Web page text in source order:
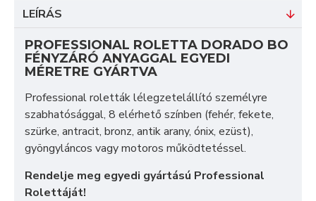
LEÍRÁS
PROFESSIONAL ROLETTA DORADO BO
FÉNYZÁRÓ ANYAGGAL EGYEDI
MÉRETRE GYÁRTVA
Professional roletták lélegzetelállító személyre
szabhatósággal, 8 elérhető színben (fehér, fekete,
szürke, antracit, bronz, antik arany, ónix, ezüst),
gyöngyláncos vagy motoros működtetéssel.
Rendelje meg egyedi gyártású Professional
Rolettáját!